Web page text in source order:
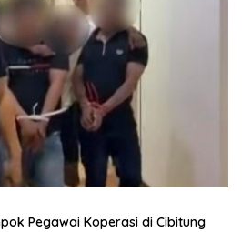
Pegawai Koperasi di Cibitung